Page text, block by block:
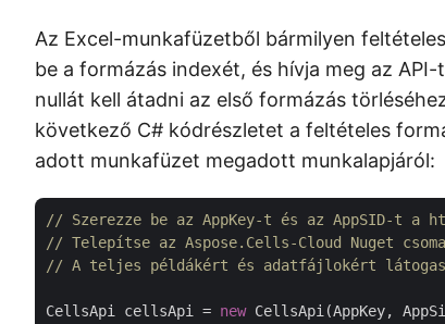
Az Excel-munkafüzetből bármilyen
be a formázás indexét, és hívja meg az
nullát kell átadni az első formázás
következő C# kódrészletet a feltételes
adott munkafüzet megadott munkalapjáról:
// Szerezze be az AppKey-t és az AppSID-t a
// Telepítse az Aspose.Cells-Cloud Nuget
// A teljes példákért és adatfájlokért
CellsApi cellsApi = new